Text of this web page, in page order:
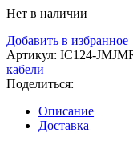
Нет в наличии
Добавить в избранное
Артикул: IC124-
кабели
Поделиться:
Описание
Доставка